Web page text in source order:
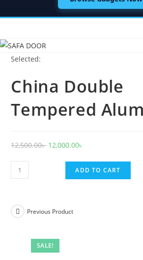
content
Selected:
China Double
Tempered
12,500.00৳ Original
12,500.00৳ .
12,000.00৳
is:
12,000.00৳ .
China
Double
Glass
ADD TO CART
SALE!
Previous Product